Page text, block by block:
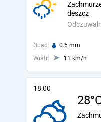
deszcz
Opad: 0.5 mm
Wiatr:
11 km/h
18:00